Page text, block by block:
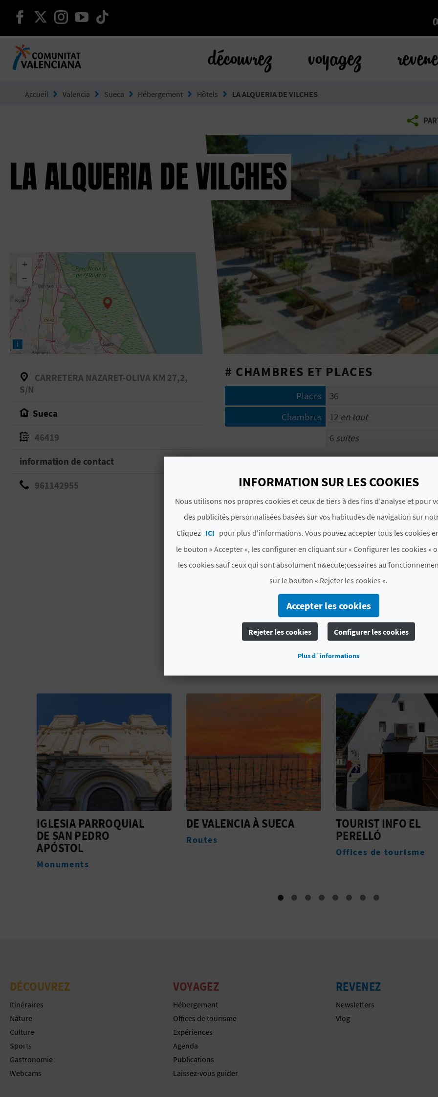
continuer sur facebook
continuer sur twitter
continuer sur instagram
continuer sur youtube
découvrez voyagez
Accueil Valencia Sueca Hébergement Hôtels LA ALQUERIA DE VILCHES
LA ALQUERIA DE VILCHES
+
−
i
CARRETERA NAZARET-OLIVA KM 27,2,
S/N
Sueca
46419
information de contact
961142955
# CHAMBRES ET PLACES
Places
36
Chambres
12 en tout
6 suites
Année de la dernière
rénovation partielle
2014
Chaîne hôtel
NO PERTENECE A NINGUNA
CV H01365 V
# PÉRIODE D'OUVERTURE
VOUS AIMEREZ PEUT-ÊTRE
DE VALENCIA À SUECA
Routes
TOURIST INFO EL
PERELLÓ
SAN PASCUAL
Hébergement
DÉCOUVREZ
Itinéraires
Nature
Culture
Sports
Gastronomie
Webcams
VOYAGEZ
Hébergement
Offices de tourisme
Expériences
Agenda
Publications
Laissez-vous guider
REVENEZ
Newsletters
Vlog
INFORMATION SUR LES COOKIES
Nous utilisons nos propres cookies et ceux de tiers à des fins d'analyse et pour
des publicités personnalisées basées sur vos habitudes de navigation sur
Cliquez ICI pour plus d'informations. Vous pouvez accepter tous les cookies
le bouton « Accepter », les configurer en cliquant sur « Configurer les cookies »
les cookies sauf ceux qui sont absolument n&ecute;cessaires au
sur le bouton « Rejeter les cookies ».
Accepter les cookies
Rejeter les cookies Configurer les cookies
Plus d´informations